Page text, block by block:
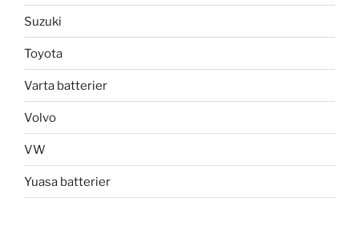
Suzuki
Toyota
Varta batterier
Volvo
VW
Yuasa batterier